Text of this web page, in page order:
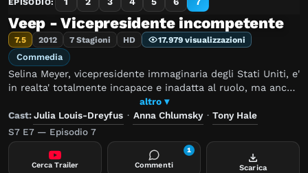
Veep - Vicepresidente incompetente
7.5 2012 7 Stagioni HD 17.979 visualizzazioni
Commedia
Selina Meyer, vicepresidente immaginaria degli Stati Uniti, e'
in realta' totalmente incapace e inadatta al ruolo, ma anche
annoiata e un po' frustrata per essere costantemente e
deliberatamente ignorata dal Presidente.
altro ▾
Cast:Julia Louis-Dreyfus · Anna Chlumsky· Tony Hale
S7 E7 — Episodio 7
Cerca Trailer Commenti
1
Scarica